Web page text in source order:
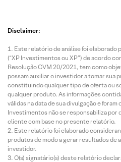
Disclaimer:
Este relatório de análise foi elaborado
(“XP Investimentos ou XP”) de acordo
Resolução CVM 20/2021, tem como
possam auxiliar o investidor a tomar sua
constituindo qualquer tipo de oferta ou
qualquer produto. As informações
válidas na data de sua divulgação e
Investimentos não se responsabiliza por
cliente com base no presente relatório.
Este relatório foi elaborado
produtos de modo a gerar resultados de
investidor.
O(s) signatário(s) deste relatório